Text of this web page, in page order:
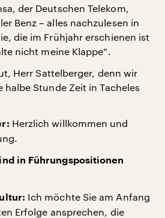
der Deutschen Telekom,
Benz – alles nachzulesen in
die im Frühjahr erschienen ist
nicht meine Klappe“.
Herr Sattelberger, denn wir
Stunde Zeit in Tacheles
Herzlich willkommen und
in Führungspositionen
Ich möchte Sie am Anfang
Erfolge ansprechen, die